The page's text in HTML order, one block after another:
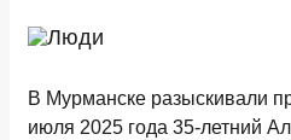
В Мурманске разыскивали
июля 2025 года 35-летний